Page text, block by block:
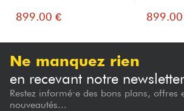
899.00 €
Ne manquez rien
en recevant notre newsletter
Restez informé·e des bons plans, offres
nouveautés...